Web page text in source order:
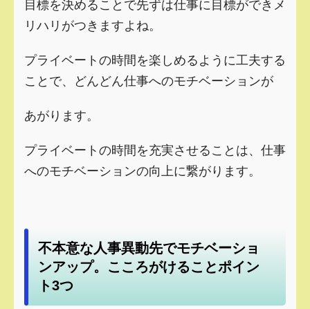
目標を決めることで先ずは仕事に目標ができメ
リハリがつきますよね。
プライベートの時間を楽しめるように工夫する
ことで、どんどん仕事へのモチベーションが
あがります。
プライベートの時間を充実させることは、仕事
へのモチベーションの向上に繋がります。
不本意な人事異動先でモチベーショ
ンアップ。こころがけることポイン
ト3つ